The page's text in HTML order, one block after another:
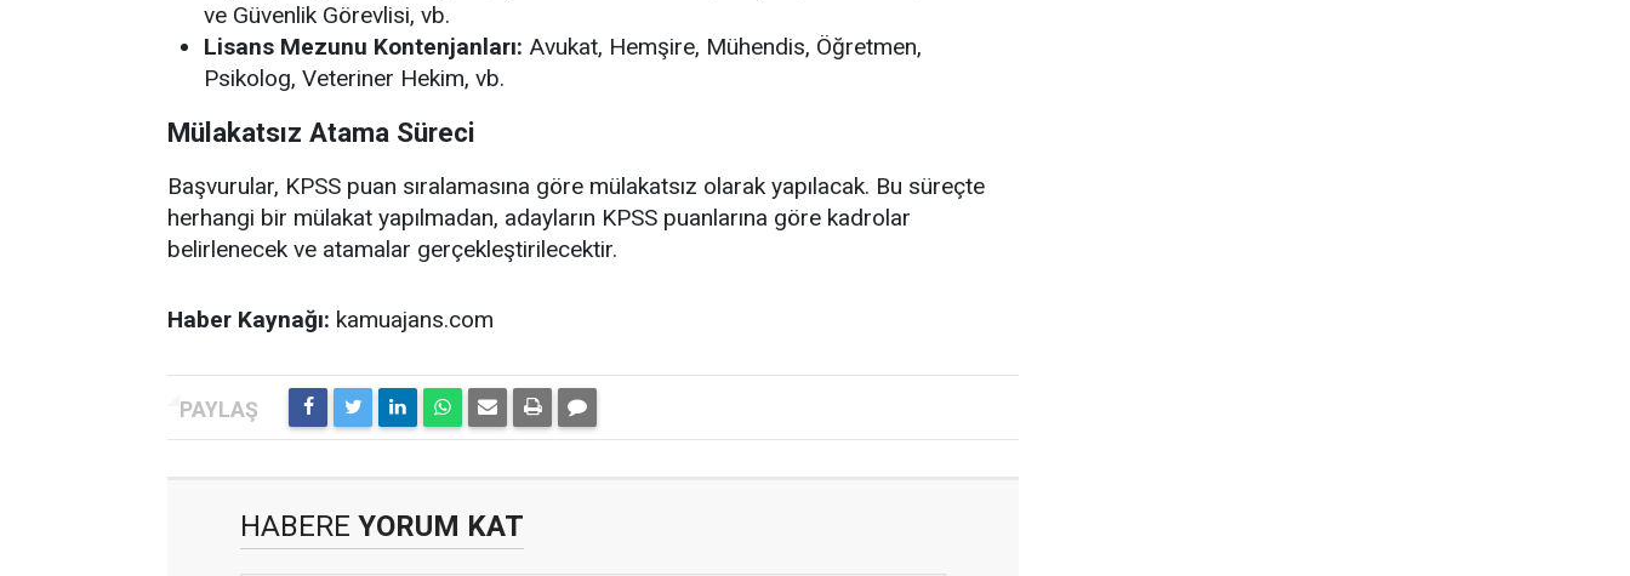
ve Güvenlik Görevlisi, vb.
Lisans Mezunu Kontenjanları: Avukat, Hemşire, Mühendis, Öğretmen,
Psikolog, Veteriner Hekim, vb.
Mülakatsız Atama Süreci
Başvurular, KPSS puan sıralamasına göre mülakatsız olarak yapılacak. Bu süreçte
herhangi bir mülakat yapılmadan, adayların KPSS puanlarına göre kadrolar
belirlenecek ve atamalar gerçekleştirilecektir.
Haber Kaynağı: kamuajans.com
HABERE YORUM KAT